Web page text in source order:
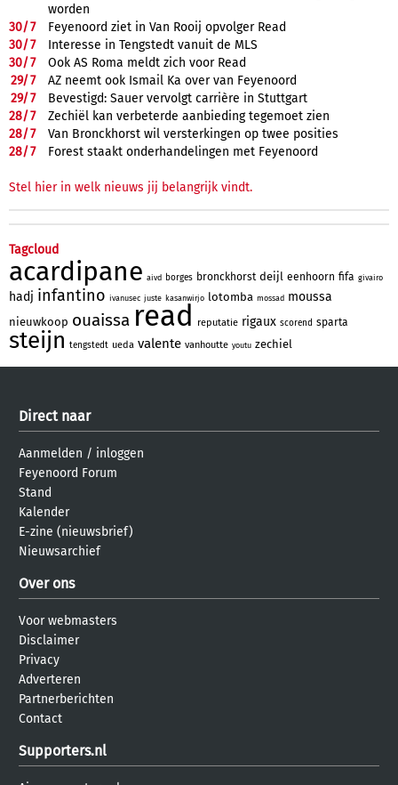
worden
30/7
Feyenoord ziet in Van Rooij opvolger Read
30/7
Interesse in Tengstedt vanuit de MLS
30/7
Ook AS Roma meldt zich voor Read
29/7
AZ neemt ook Ismail Ka over van Feyenoord
29/7
Bevestigd: Sauer vervolgt carrière in Stuttgart
28/7
Zechiël kan verbeterde aanbieding tegemoet zien
28/7
Van Bronckhorst wil versterkingen op twee posities
28/7 Forest staakt onderhandelingen met Feyenoord
Stel hier in welk nieuws jij belangrijk vindt.
Tagcloud
acardipane aivd borges bronckhorst deijl eenhoorn fifa givairo
hadj infantino ivanusec juste kasanwirjo lotomba mossad moussa
nieuwkoop ouaissa read reputatie rigaux scorend sparta
steijn tengstedt ueda valente vanhoutte youtu zechiel
Direct naar
Aanmelden / inloggen
Feyenoord Forum
Stand
Kalender
E-zine (nieuwsbrief)
Nieuwsarchief
Over ons
Voor webmasters
Disclaimer
Privacy
Adverteren
Partnerberichten
Contact
Supporters.nl